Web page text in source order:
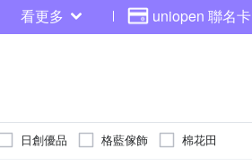
看更多 uniopen 聯名卡
日創優品 格藍傢飾
棉花田